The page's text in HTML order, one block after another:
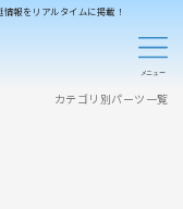
報をリアルタイムに掲載！
カテゴリ別パーツ一覧